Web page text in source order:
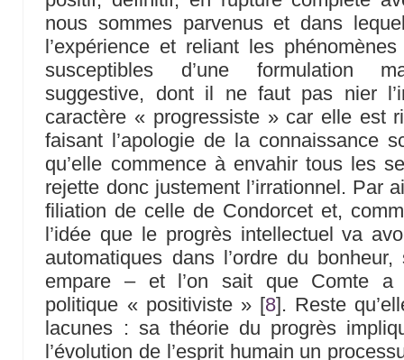
nous sommes parvenus et dans
l’expérience et reliant les
susceptibles d’une formulation
suggestive, dont il ne faut pas nier
caractère « progressiste » car elle est
faisant l’apologie de la connaissance
qu’elle commence à envahir tous les
rejette donc justement l’irrationnel. Par
filiation de celle de Condorcet et,
l’idée que le progrès intellectuel va
automatiques dans l’ordre du
empare – et l’on sait que Comte a
politique « positiviste »[8]. Reste
lacunes : sa théorie du progrès
l’évolution de l’esprit humain un